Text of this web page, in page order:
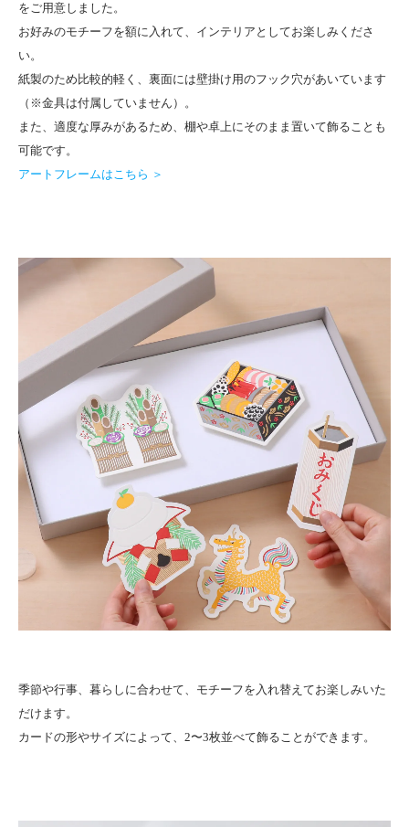
をご用意しました。
お好みのモチーフを額に入れて、インテリアとしてお楽しみくださ
い。
紙製のため比較的軽く、裏面には壁掛け用のフック穴があいています
（※金具は付属していません）。
また、適度な厚みがあるため、棚や卓上にそのまま置いて飾ることも
可能です。
アートフレームはこちら ＞
季節や行事、暮らしに合わせて、モチーフを入れ替えてお楽しみいた
だけます。
カードの形やサイズによって、2〜3枚並べて飾ることができます。